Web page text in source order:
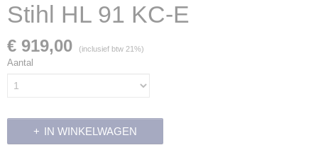
Stihl HL 91 KC-E
€ 919,00 (inclusief btw 21%)
Aantal
IN WINKELWAGEN